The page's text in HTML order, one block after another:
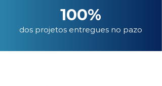
100%
dos projetos entregues no pazo